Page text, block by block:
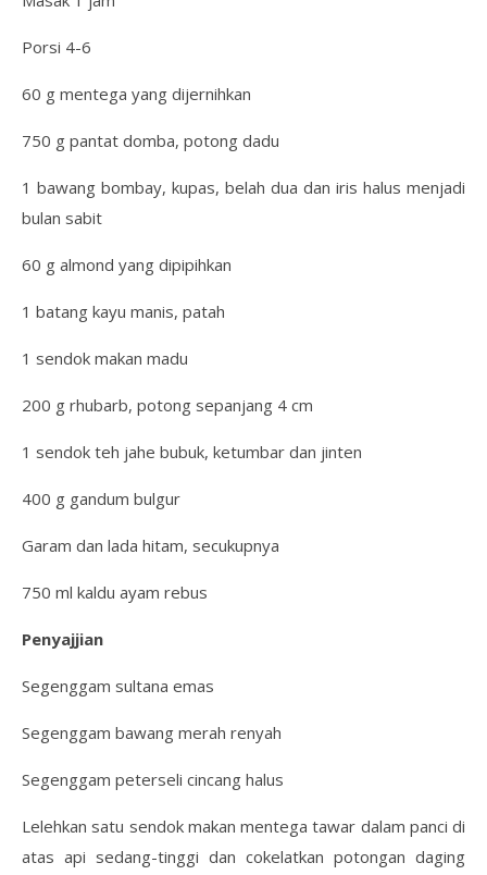
Porsi 4-6
60 g mentega yang dijernihkan
750 g pantat domba, potong dadu
1 bawang bombay, kupas, belah dua dan iris halus menjadi
bulan sabit
60 g almond yang dipipihkan
1 batang kayu manis, patah
1 sendok makan madu
200 g rhubarb, potong sepanjang 4 cm
1 sendok teh jahe bubuk, ketumbar dan jinten
400 g gandum bulgur
Garam dan lada hitam, secukupnya
750 ml kaldu ayam rebus
Penyajjian
Segenggam sultana emas
Segenggam bawang merah renyah
Segenggam peterseli cincang halus
Lelehkan satu sendok makan mentega tawar dalam panci di
atas api sedang-tinggi dan cokelatkan potongan daging